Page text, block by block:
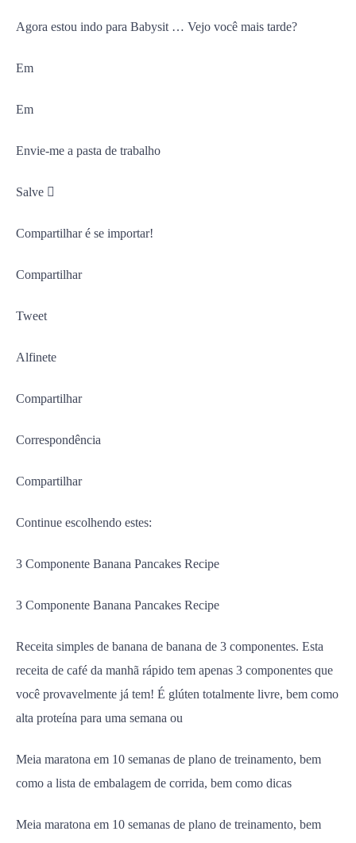
Agora estou indo para Babysit … Vejo você mais tarde?
Em
Em
Envie-me a pasta de trabalho
Salve 
Compartilhar é se importar!
Compartilhar
Tweet
Alfinete
Compartilhar
Correspondência
Compartilhar
Continue escolhendo estes:
3 Componente Banana Pancakes Recipe
3 Componente Banana Pancakes Recipe
Receita simples de banana de banana de 3 componentes. Esta
receita de café da manhã rápido tem apenas 3 componentes que
você provavelmente já tem! É glúten totalmente livre, bem como
alta proteína para uma semana ou
Meia maratona em 10 semanas de plano de treinamento, bem
como a lista de embalagem de corrida, bem como dicas
Meia maratona em 10 semanas de plano de treinamento, bem